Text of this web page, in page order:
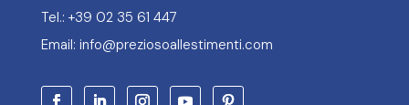
Tel.: +39 02 35 61 447
Email: info@preziosoallestimenti.com